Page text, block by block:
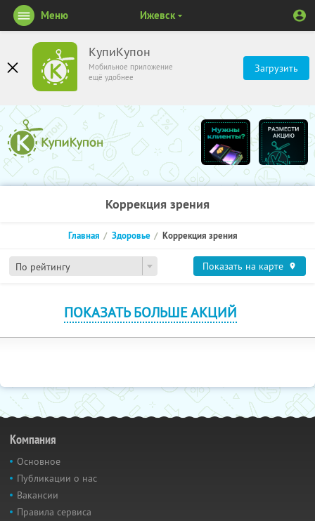
КупиКупон
Мобильное приложение
ещё удобнее
Загрузить
Меню Ижевск
Коррекция зрения
По рейтингу
Главная Здоровье Коррекция зрения
Показать на карте
ПОКАЗАТЬ БОЛЬШЕ АКЦИЙ
Компания
Основное
Публикации о нас
Вакансии
Правила сервиса